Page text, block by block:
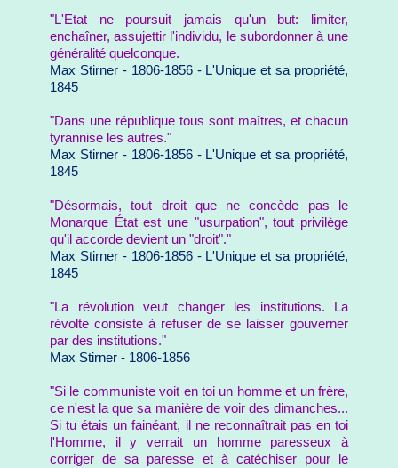
"L'Etat ne poursuit jamais qu'un but: limiter,
enchaîner, assujettir l'individu, le subordonner à une
généralité quelconque.
Max Stirner - 1806-1856 - L'Unique et sa propriété,
1845
"Dans une république tous sont maîtres, et chacun
tyrannise les autres."
Max Stirner - 1806-1856 - L'Unique et sa propriété,
1845
"Désormais, tout droit que ne concède pas le
Monarque État est une "usurpation", tout privilège
qu'il accorde devient un "droit"."
Max Stirner - 1806-1856 - L'Unique et sa propriété,
1845
"La révolution veut changer les institutions. La
révolte consiste à refuser de se laisser gouverner
par des institutions."
Max Stirner - 1806-1856
"Si le communiste voit en toi un homme et un frère,
ce n'est la que sa manière de voir des dimanches...
Si tu étais un fainéant, il ne reconnaîtrait pas en toi
l'Homme, il y verrait un homme paresseux à
corriger de sa paresse et à catéchiser pour le